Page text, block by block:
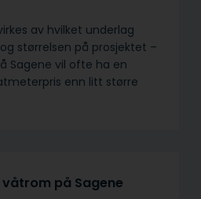
av hvilket underlag
størrelsen på prosjektet –
Sagene vil ofte ha en
enn litt større
på Sagene